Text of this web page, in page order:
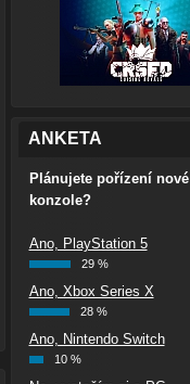
ANKETA
Plánujete pořízení nové
konzole?
Ano, PlayStation 5
29 %
Ano, Xbox Series X
28 %
Ano, Nintendo Switch
10 %